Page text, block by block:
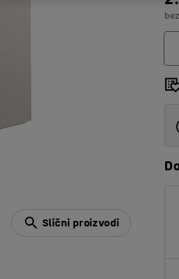
Slični proizvodi